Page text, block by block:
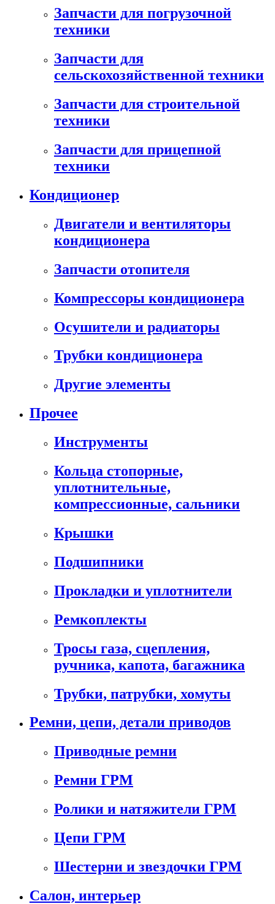
Запчасти для погрузочной
техники
Запчасти для
сельскохозяйственной техники
Запчасти для строительной
техники
Запчасти для прицепной
техники
Кондиционер
Двигатели и вентиляторы
кондиционера
Запчасти отопителя
Компрессоры кондиционера
Осушители и радиаторы
Трубки кондиционера
Другие элементы
Прочее
Инструменты
Кольца стопорные,
уплотнительные,
компрессионные, сальники
Крышки
Подшипники
Прокладки и уплотнители
Ремкоплекты
Тросы газа, сцепления,
ручника, капота, багажника
Трубки, патрубки, хомуты
Ремни, цепи, детали приводов
Приводные ремни
Ремни ГРМ
Ролики и натяжители ГРМ
Цепи ГРМ
Шестерни и звездочки ГРМ
Салон, интерьер